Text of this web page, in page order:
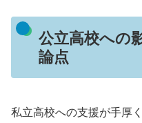
公立高校への
論点
私立高校への支援が手厚